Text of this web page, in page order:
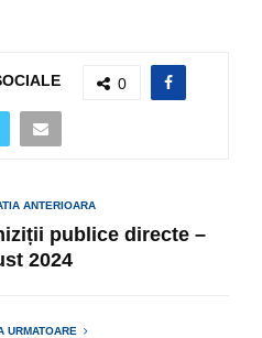
0
ANTERIOARA
publice directe –
2024
URMATOARE